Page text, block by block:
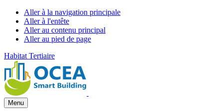
Aller à la navigation principale
Aller à l'entête
Aller au contenu principal
Aller au pied de page
Habitat Tertiaire
Menu